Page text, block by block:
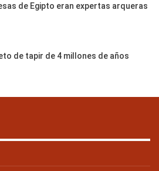
de Egipto eran expertas arqueras
de tapir de 4 millones de años